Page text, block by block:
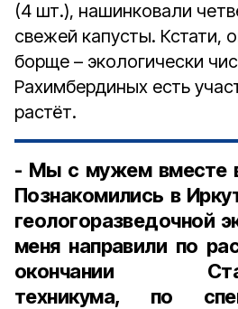
(4 шт.), нашинковали
свежей капусты. Кстати,
борще – экологически
Рахимбердиных есть
растёт.
- Мы с мужем вместе
Познакомились в
геологоразведочной
меня направили по
окончании
техникума, по